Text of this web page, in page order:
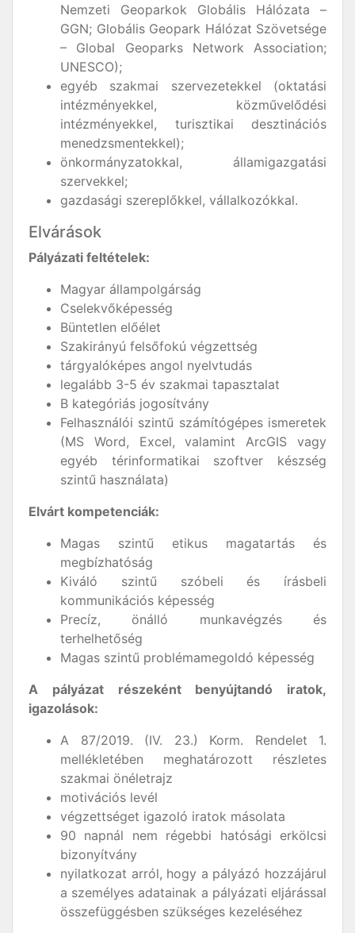
Nemzeti Geoparkok Globális Hálózata –
GGN; Globális Geopark Hálózat Szövetsége
– Global Geoparks Network Association;
UNESCO);
egyéb szakmai szervezetekkel (oktatási
intézményekkel, közművelődési
intézményekkel, turisztikai desztinációs
menedzsmentekkel);
önkormányzatokkal, államigazgatási
szervekkel;
gazdasági szereplőkkel, vállalkozókkal.
Elvárások
Pályázati feltételek:
Magyar állampolgárság
Cselekvőképesség
Büntetlen előélet
Szakirányú felsőfokú végzettség
tárgyalóképes angol nyelvtudás
legalább 3-5 év szakmai tapasztalat
B kategóriás jogosítvány
Felhasználói szintű számítógépes ismeretek
(MS Word, Excel, valamint ArcGIS vagy
egyéb térinformatikai szoftver készség
szintű használata)
Elvárt kompetenciák:
Magas szintű etikus magatartás és
megbízhatóság
Kiváló szintű szóbeli és írásbeli
kommunikációs képesség
Precíz, önálló munkavégzés és
terhelhetőség
Magas szintű problémamegoldó képesség
A pályázat részeként benyújtandó iratok,
igazolások:
A 87/2019. (IV. 23.) Korm. Rendelet 1.
mellékletében meghatározott részletes
szakmai önéletrajz
motivációs levél
végzettséget igazoló iratok másolata
90 napnál nem régebbi hatósági erkölcsi
bizonyítvány
nyilatkozat arról, hogy a pályázó hozzájárul
a személyes adatainak a pályázati eljárással
összefüggésben szükséges kezeléséhez